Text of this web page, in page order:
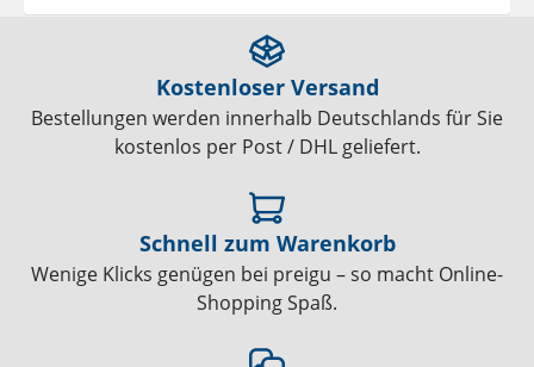
Kostenloser Versand
Bestellungen werden innerhalb Deutschlands für Sie
kostenlos per Post / DHL geliefert.
Schnell zum Warenkorb
Wenige Klicks genügen bei preigu – so macht Online-
Shopping Spaß.